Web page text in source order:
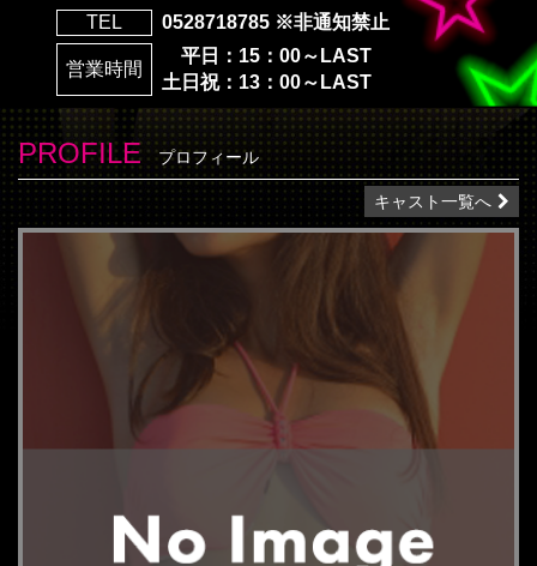
TEL
0528718785 ※非通知禁止
営業時間
平日：15：00～LAST
土日祝：13：00～LAST
PROFILE プロフィール
キャスト一覧へ